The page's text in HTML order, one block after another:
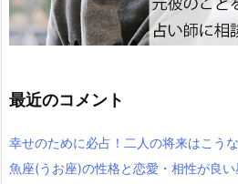
最近のコメント
幸せのために必占！二人の将来はこう
魚座(うお座)の性格と恋愛・相性が良